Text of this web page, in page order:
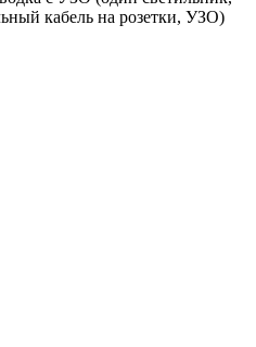
кабель на розетки, УЗО)